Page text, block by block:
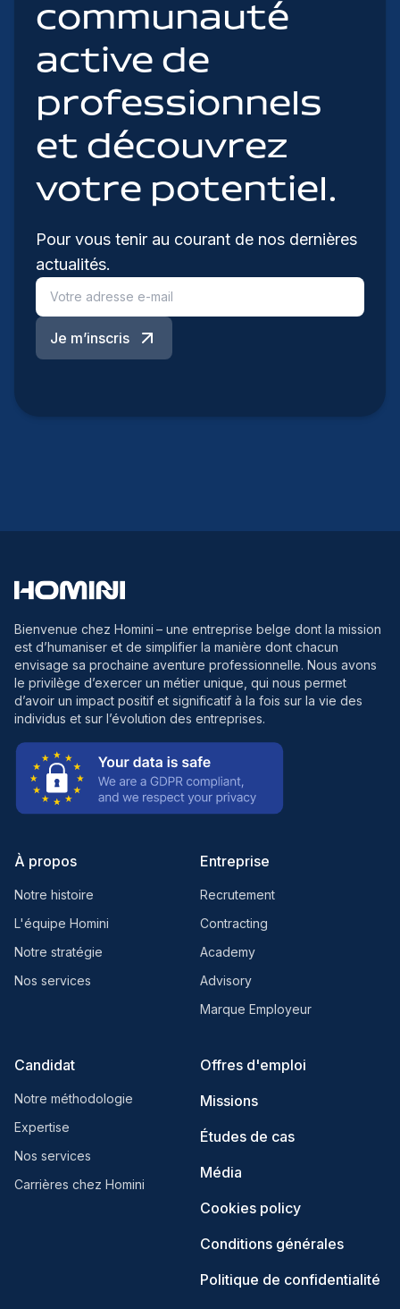
communauté
active de
professionnels
et découvrez
votre potentiel.
Pour vous tenir au courant de nos dernières
actualités.
Je m’inscris
Bienvenue chez Homini – une entreprise belge dont la mission
est d’humaniser et de simplifier la manière dont chacun
envisage sa prochaine aventure professionnelle. Nous avons
le privilège d’exercer un métier unique, qui nous permet
d’avoir un impact positif et significatif à la fois sur la vie des
individus et sur l’évolution des entreprises.
À propos
Notre histoire
L'équipe Homini
Notre stratégie
Nos services
Entreprise
Recrutement
Contracting
Academy
Advisory
Marque Employeur
Candidat
Notre méthodologie
Expertise
Nos services
Carrières chez Homini
Offres d'emploi
Missions
Études de cas
Média
Cookies policy
Conditions générales
Politique de confidentialité